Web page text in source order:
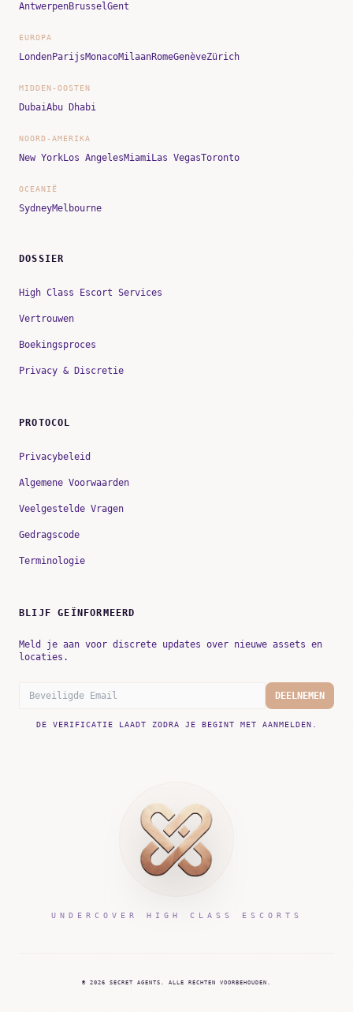
AntwerpenBrusselGent
EUROPA
LondenParijsMonacoMilaanRomeGenèveZürich
MIDDEN-OOSTEN
DubaiAbu Dhabi
NOORD-AMERIKA
New YorkLos AngelesMiamiLas VegasToronto
OCEANIË
SydneyMelbourne
DOSSIER
High Class Escort Services
Vertrouwen
Boekingsproces
Privacy & Discretie
PROTOCOL
Privacybeleid
Algemene Voorwaarden
Veelgestelde Vragen
Gedragscode
Terminologie
BLIJF GEÏNFORMEERD
Meld je aan voor discrete updates over nieuwe assets en
locaties.
DEELNEMEN
DE VERIFICATIE LAADT ZODRA JE BEGINT MET AANMELDEN.
UNDERCOVER HIGH CLASS ESCORTS
© 2026 SECRET AGENTS. ALLE RECHTEN VOORBEHOUDEN.